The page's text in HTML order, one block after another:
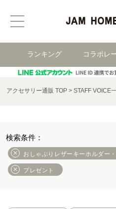
ランキング コラボレ
アクセサリー通販 TOP STAFF VOICE
おしゃぶりレザーキーホルダー
プレゼント